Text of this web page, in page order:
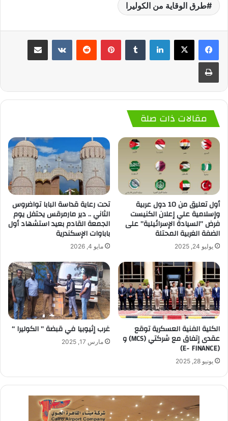
طرق الوقاية من الكوليرا
لينكدإن بينتيريست
مقالات ذات صلة
أول تعليق من 10 دول عربية
وإسلامية علي إعلان الكنيست
فرض ”السيادة الإسرائيلية” على
الضفة الغربية المحتلة
يوليو 24, 2025
تحت رعاية قداسة البابا تواضروس
الثاني .. دير مارمرقس يحتفل يوم
الجمعة القادم بعيد استشهاد أول
باباوات الإسكندرية
مايو 4, 2026
الكلية الفنية العسكرية توقع
عقدى إتفاق مع شركتي (MCS) و
(E- FINANCE)
يونيو 28, 2025
غرب إثيوبيا في قبضة ” الكوليرا “
مارس 17, 2025